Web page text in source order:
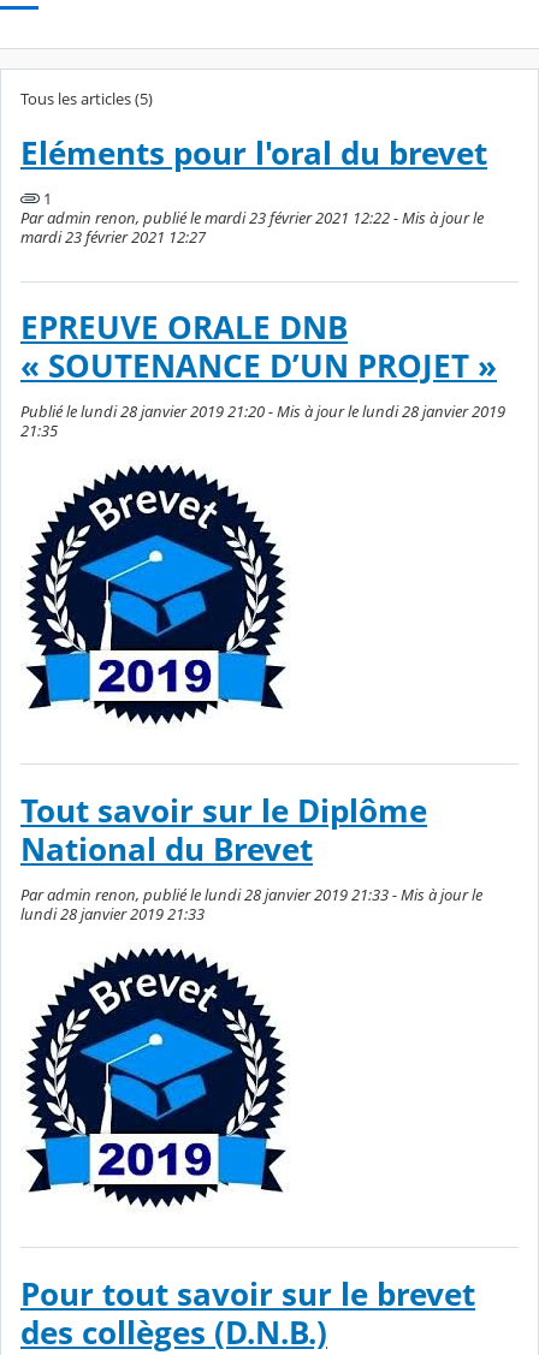
Tous les articles (5)
Eléments pour l'oral du brevet
1
Par admin renon, publié le mardi 23 février 2021 12:22 - Mis à jour le
mardi 23 février 2021 12:27
EPREUVE ORALE DNB
« SOUTENANCE D’UN PROJET »
Publié le lundi 28 janvier 2019 21:20 - Mis à jour le lundi 28 janvier 2019
21:35
Tout savoir sur le Diplôme
National du Brevet
Par admin renon, publié le lundi 28 janvier 2019 21:33 - Mis à jour le
lundi 28 janvier 2019 21:33
Pour tout savoir sur le brevet
des collèges (D.N.B.)